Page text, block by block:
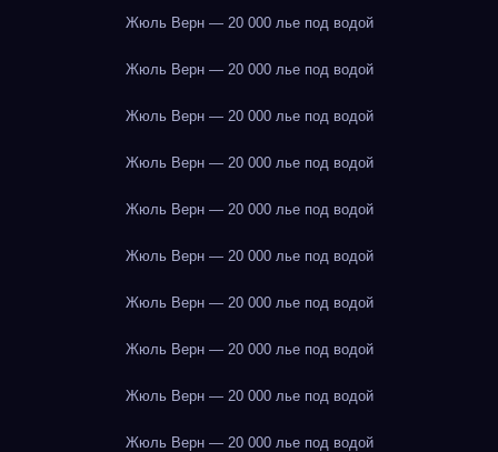
Жюль Верн — 20 000 лье под водой
Жюль Верн — 20 000 лье под водой
Жюль Верн — 20 000 лье под водой
Жюль Верн — 20 000 лье под водой
Жюль Верн — 20 000 лье под водой
Жюль Верн — 20 000 лье под водой
Жюль Верн — 20 000 лье под водой
Жюль Верн — 20 000 лье под водой
Жюль Верн — 20 000 лье под водой
Жюль Верн — 20 000 лье под водой